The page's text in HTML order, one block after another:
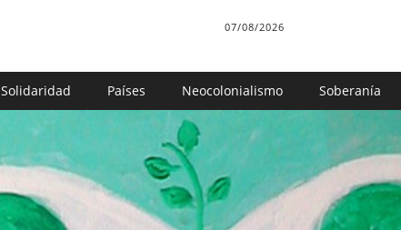
07/08/2026
Solidaridad Países Neocolonialismo Soberanía